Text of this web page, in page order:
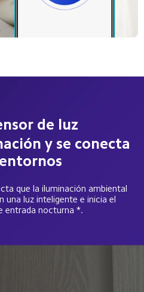
de luz
y se conecta
que la iluminación ambiental
una luz inteligente e inicia el
entrada nocturna *.